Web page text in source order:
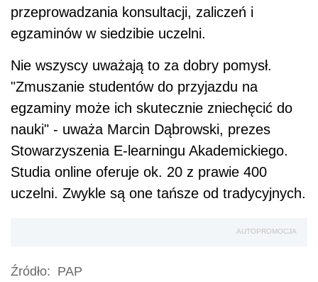
przeprowadzania konsultacji, zaliczeń i
egzaminów w siedzibie uczelni.
Nie wszyscy uważają to za dobry pomysł.
"Zmuszanie studentów do przyjazdu na
egzaminy może ich skutecznie zniechęcić do
nauki" - uważa Marcin Dąbrowski, prezes
Stowarzyszenia E-learningu Akademickiego.
Studia online oferuje ok. 20 z prawie 400
uczelni. Zwykle są one tańsze od tradycyjnych.
AUTOPROMOCJA
Źródło: PAP